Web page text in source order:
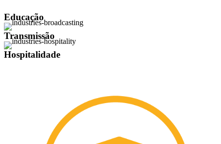
Educação
Transmissão
Hospitalidade